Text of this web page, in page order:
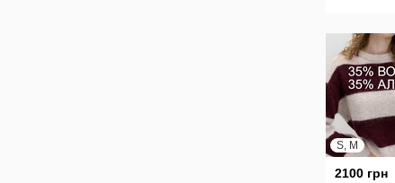
S, M
2100 грн